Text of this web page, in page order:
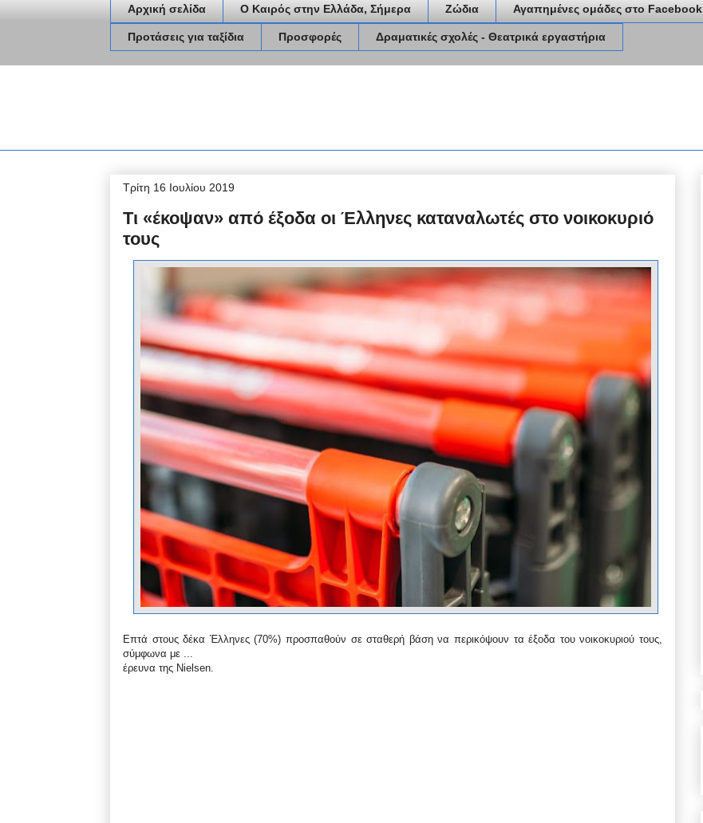
Αρχική σελίδα Ο Καιρός στην Ελλάδα, Σήμερα Ζώδια Αγαπημένες ομάδες στο Facebook
Προτάσεις για ταξίδια Προσφορές Δραματικές σχολές - Θεατρικά εργαστήρια
Τρίτη 16 Ιουλίου 2019
Tι «έκοψαν» από έξοδα οι Έλληνες καταναλωτές στο νοικοκυριό
τους
Επτά στους δέκα Έλληνες (70%) προσπαθούν σε σταθερή βάση να περικόψουν τα έξοδα του νοικοκυριού τους,
σύμφωνα με ...
έρευνα της Nielsen.